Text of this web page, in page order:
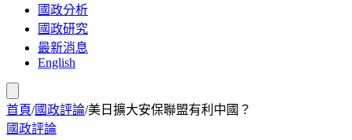
國政分析
國政研究
最新消息
English
首頁/國政評論/美日擴大安保聯盟有利中國？
國政評論